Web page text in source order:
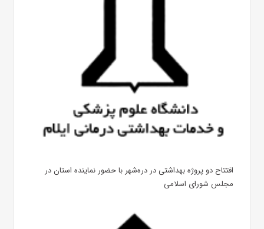
افتتاح دو پروژه بهداشتی در دره‌شهر با حضور نماینده استان در
مجلس شورای اسلامی